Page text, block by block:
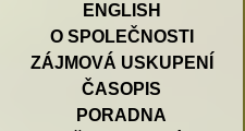
ENGLISH
O SPOLEČNOSTI
ZÁJMOVÁ USKUPENÍ
ČASOPIS
PORADNA